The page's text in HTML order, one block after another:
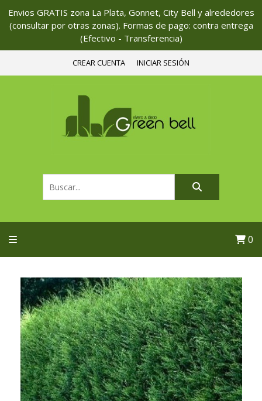
Envios GRATIS zona La Plata, Gonnet, City Bell y alrededores
(consultar por otras zonas). Formas de pago: contra entrega
(Efectivo - Transferencia)
CREAR CUENTA INICIAR SESIÓN
0